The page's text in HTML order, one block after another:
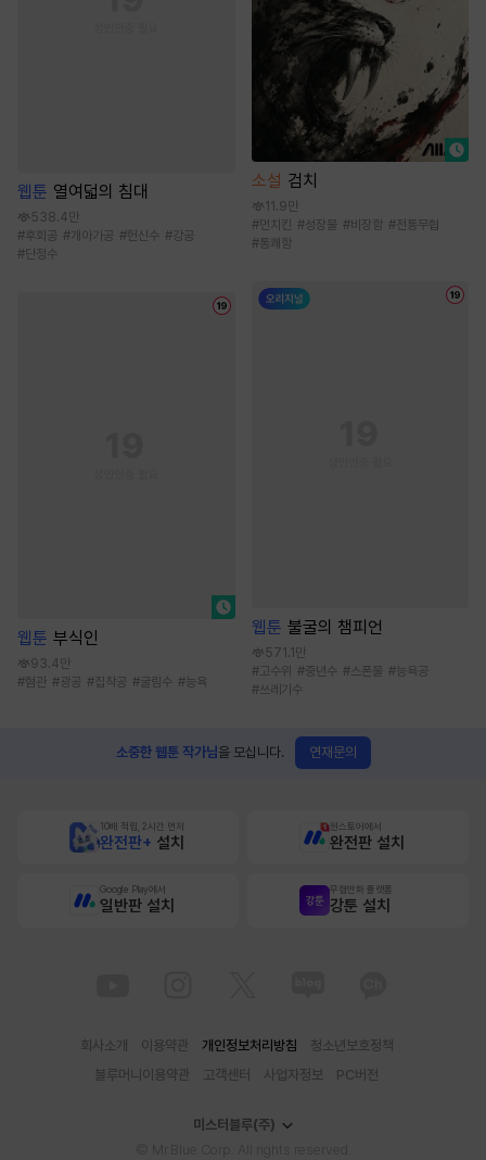
웹툰 열여덟의 침대
538.4만
#후회공 # 개아가공 #헌신수 #강공
#단정수
웹툰 부식인
93.4만
#혐관 #광공 #집착공 #굴림수 #능욕
소설 검치
11.9만
#먼치킨 #성장물 #비장함 #전통무협
#통쾌함
웹툰 불굴의 챔피언
571.1만
#고수위 #중년수 #스폰물 #능욕공
#쓰레기수
소중한 웹툰 작가님을 모십니다. 연재문의
10배 적립, 2시간 먼저
완전판+ 설치
원스토어에서
완전판 설치
Google Play에서
일반판 설치
무협만화 플랫폼
강툰 설치
회사소개 이용약관 개인정보처리방침
청소년보호정책
블루머니이용약관
고객센터 사업자정보 PC버전
미스터블루(주)